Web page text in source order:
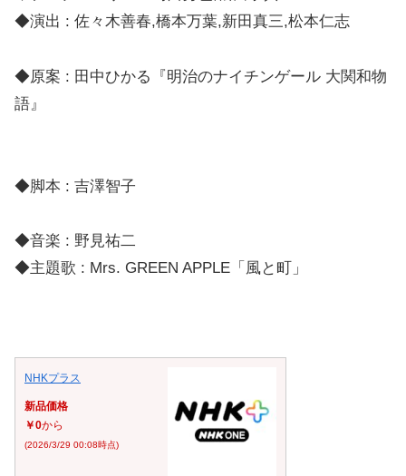
◆演出 : 佐々木善春,橋本万葉,新田真三,松本仁志
◆原案 : 田中ひかる『明治のナイチンゲール 大関和物
語』
◆脚本 : 吉澤智子
◆音楽 : 野見祐二
◆主題歌 : Mrs. GREEN APPLE「風と町」
NHKプラス
新品価格
￥0から
(2026/3/29 00:08時点)